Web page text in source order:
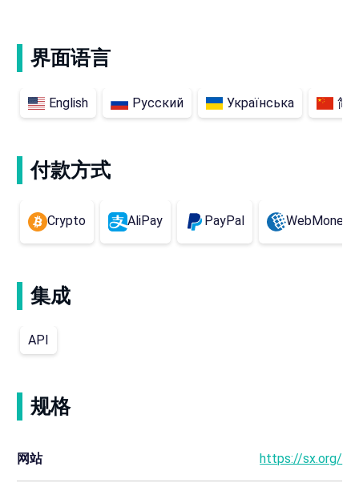
界面语言
English Русский Українська 简
付款方式
Crypto AliPay PayPal WebMoney
集成
API
规格
网站 https://sx.org/